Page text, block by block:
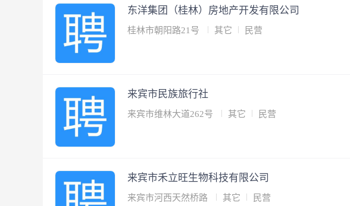
东洋集团（桂林）房地产开发有限公司
桂林市朝阳路21号 其它 民营
来宾市民族旅行社
来宾市维林大道262号 其它 民营
来宾市禾立旺生物科技有限公司
来宾市河西天然桥路 其它 民营